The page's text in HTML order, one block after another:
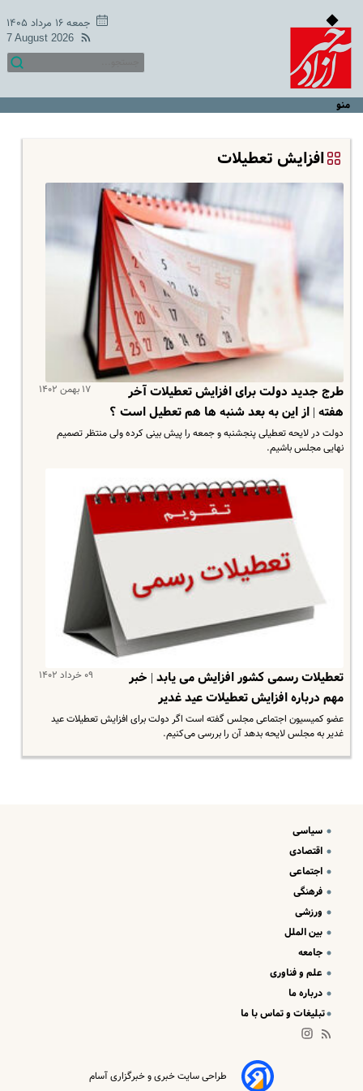
جمعه ۱۶ مرداد ۱۴۰۵
7 August 2026
منو
افزایش تعطیلات
۱۷ بهمن ۱۴۰۲
طرج جدید دولت برای افزایش تعطیلات آخر
هفته | از این به بعد شنبه ها هم تعطیل است ؟
دولت در لایحه تعطیلی پنجشنبه و جمعه را پیش بینی کرده ولی منتظر تصمیم
نهایی مجلس باشیم.
۰۹ خرداد ۱۴۰۲
تعطیلات رسمی کشور افزایش می یابد | خبر
مهم درباره افزایش تعطیلات عید غدیر
عضو کمیسیون اجتماعی مجلس گفته است اگر دولت برای افزایش تعطیلات عید
غدیر به مجلس لایحه بدهد آن را بررسی می‌کنیم.
سیاسی
اقتصادی
اجتماعی
فرهنگی
ورزشی
بین الملل
جامعه
علم و فناوری
درباره ما
تبلیغات و تماس با ما
طراحی سایت خبری و خبرگزاری آسام